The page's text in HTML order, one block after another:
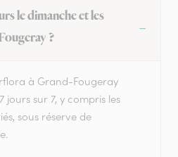
le dimanche et les
?
à Grand-Fougeray
jours sur 7, y compris les
sous réserve de